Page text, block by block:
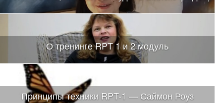
О тренинге RPT 1 и 2 модуль
Принципы техники RPT-1 — Саймон Роуз